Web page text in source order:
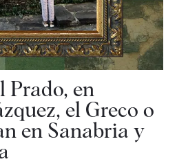
Prado, en
el Greco o
en Sanabria y